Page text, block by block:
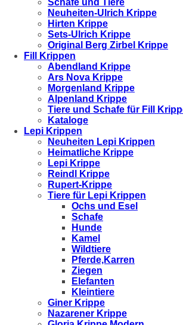
Schafe und Tiere
Neuheiten-Ulrich Krippe
Hirten Krippe
Sets-Ulrich Krippe
Original Berg Zirbel Krippe
Fill Krippen
Abendland Krippe
Ars Nova Krippe
Morgenland Krippe
Alpenland Krippe
Tiere und Schafe für Fill
Kataloge
Lepi Krippen
Neuheiten Lepi Krippen
Heimatliche Krippe
Lepi Krippe
Reindl Krippe
Rupert-Krippe
Tiere für Lepi Krippen
Ochs und Esel
Schafe
Hunde
Kamel
Wildtiere
Pferde,Karren
Ziegen
Elefanten
Kleintiere
Giner Krippe
Nazarener Krippe